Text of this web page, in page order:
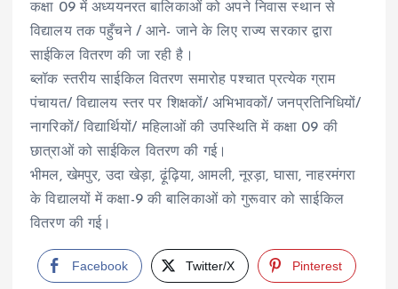
कक्षा 09 में अध्ययनरत बालिकाओं को अपने निवास स्थान से
विद्यालय तक पहुँचने / आने- जाने के लिए राज्य सरकार द्वारा
साईकिल वितरण की जा रही है।
ब्लॉक स्तरीय साईकिल वितरण समारोह पश्चात प्रत्येक ग्राम
पंचायत/ विद्यालय स्तर पर शिक्षकों/ अभिभावकों/ जनप्रतिनिधियों/
नागरिकों/ विद्यार्थियों/ महिलाओं की उपस्थिति में कक्षा 09 की
छात्राओं को साईकिल वितरण की गई।
भीमल, खेमपुर, उदा खेड़ा, ढ़ूंढ़िया, आमली, नूरड़ा, घासा, नाहरमंगरा
के विद्यालयों में कक्षा-9 की बालिकाओं को गुरूवार को साईकिल
वितरण की गई।
Facebook Twitter/X Pinterest